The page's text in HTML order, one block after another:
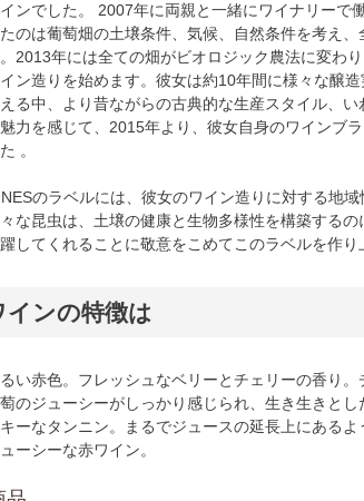
ンでした。 2007年に両親と一緒にワイナリーで
のは葡萄畑の土壌条件、気候、自然条件を考え
2013年には全ての畑がビオロジック農法に変わ
ン造りを始めます。彼女は約10年間に様々な醸
る中、より昔ながらの古典的な生産スタイル、い
力を感じて、2015年より、彼女自身のワインブラ
。
のラベルには、彼女のワイン造りに対する地
な昆虫は、土壌の健康と生物多様性を構築する
してくれることに敬意をこめてこのラベルを作り
インの特徴は
い赤色。フレッシュなベリーとチェリーの香り
のジューシーがしっかり感じられ、生き生きとし
ーなタンニン。まるでジュースの延長上にあるよ
ーシーな赤ワイン。